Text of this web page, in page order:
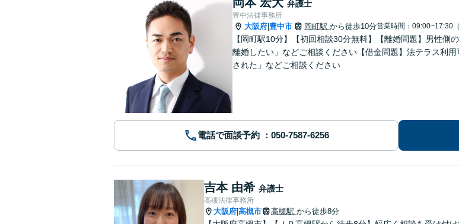
弁護士
豊中法律事務所
大阪府 豊中市 岡町駅 から徒歩10分営業時間：09:00~17:30（
【岡町駅10分】【初回相談30分無料】【離婚問題】男性側
離婚したい」などご相談ください【借金問題】法テラス利
された」などご相談ください
電話で面談予約
吉本 由希 弁護士
高槻法律事務所
大阪府 高槻市 高槻駅 から徒歩8分